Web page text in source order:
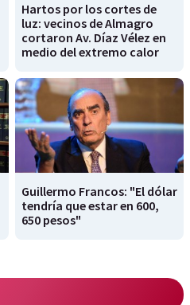
Hartos por los cortes de
luz: vecinos de Almagro
cortaron Av. Díaz Vélez en
medio del extremo calor
Guillermo Francos: "El dólar
tendría que estar en 600,
650 pesos"